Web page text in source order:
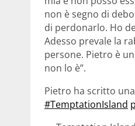
non è segno di
di perdonarlo. Ho
Adesso prevale la
persone. Pietro è
non lo è”.
Pietro ha scritto
#TemptationIsland